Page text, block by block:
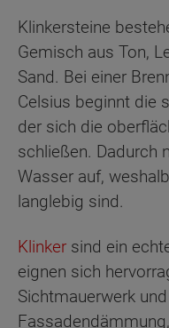
Klinkersteine
Gemisch aus Ton,
Sand. Bei einer
Celsius beginnt die
der sich die
schließen. Dadurch
Wasser auf,
langlebig sind.
Klinker sind ein
eignen sich
Sichtmauerwerk